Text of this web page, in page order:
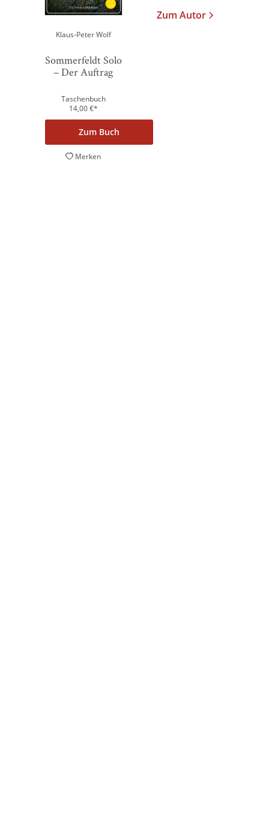
with their CMP to add this content to the list
of technologies used.
Powered by
Platform
Klaus-Peter Wolf
Sommerfeldt Solo
– Der Auftrag
Taschenbuch
14,00€*
Zum Buch
Merken
Zum Autor